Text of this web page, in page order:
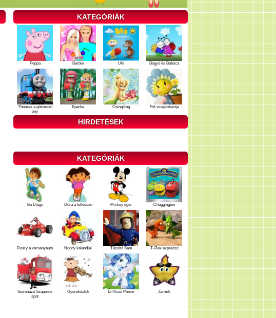
KATEGÓRIÁK
Peppa Barbie Uki Bogyó és Babóca
Thomas a gőzmozd
ony
Eperke Csingiling Fifi virágoskertje
HIRDETÉSEK
KATEGÓRIÁK
Go Diego Dóra a felfedező Mickey egér Chuggington
Roary a versenyautó Noddy kalandjai Tűzoltó Sam T-Rex expressz
Szirénázó Szupercs
apat
Gyerekdalok Én Kicsi Pónim Jarmik